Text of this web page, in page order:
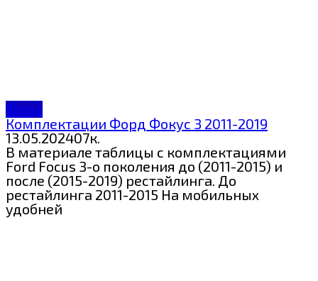
Форд
Комплектации Форд Фокус 3 2011-2019
13.05.202407к.
В материале таблицы с комплектациями
Ford Focus 3-о поколения до (2011-2015) и
после (2015-2019) рестайлинга. До
рестайлинга 2011-2015 На мобильных
удобней